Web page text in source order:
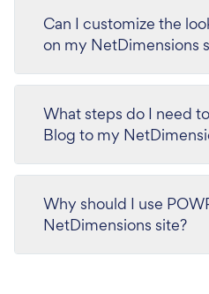
Can I customize the
on my NetDimensions
What steps do I need
Blog to my
Why should I use
NetDimensions site?